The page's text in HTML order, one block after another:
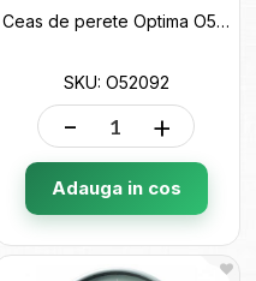
Ceas de perete Optima O52092
SKU: O52092
- +
Adauga in cos